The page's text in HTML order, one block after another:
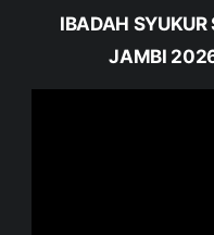
IBADAH
JAMBI